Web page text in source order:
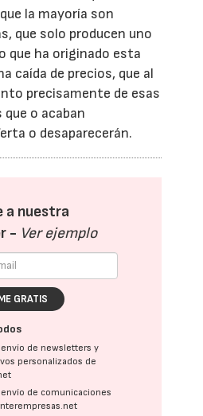
la mayoría son
que solo producen uno
que ha originado esta
caída de precios, que al
precisamente de esas
o acaban
o desaparecerán.
a nuestra
- Ver ejemplo
GRATIS
de newsletters y
personalizados de
de comunicaciones